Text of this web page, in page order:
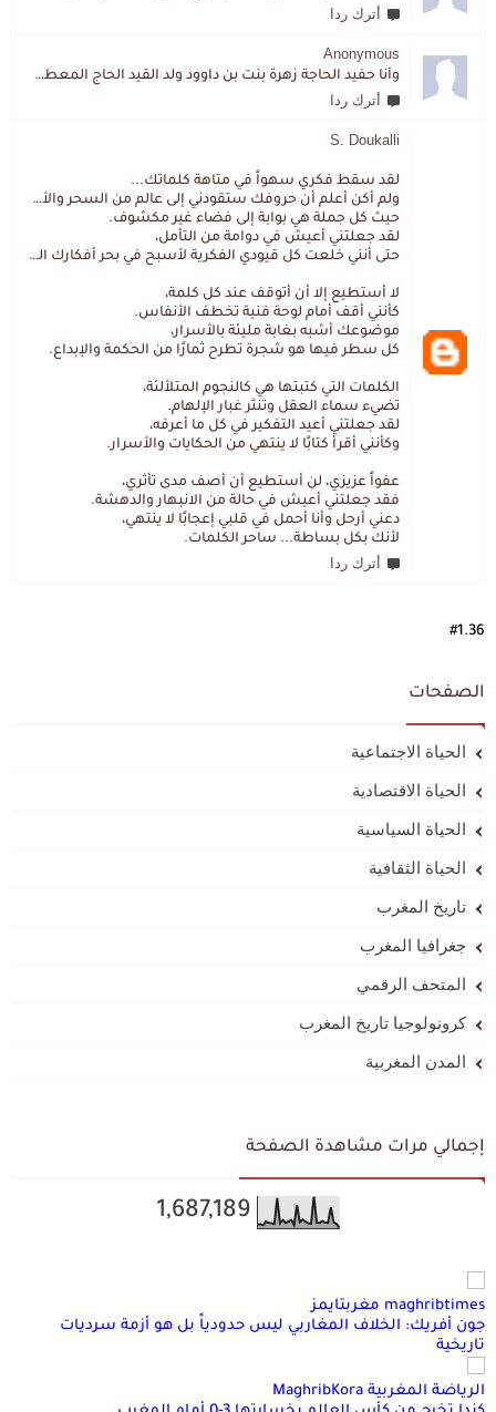
أترك ردا
Anonymous
وأنا حفيد الحاجة زهرة بنت بن داوود ولد القيد الحاج المعطي المزمزي . ولا نمتلك من إرثه شيئا .
أترك ردا
S. Doukalli
لقد سقط فكري سهواً في متاهة كلماتك...
ولم أكن أعلم أن حروفك ستقودني إلى عالم من السحر والألغاز،
حيث كل جملة هي بوابة إلى فضاء غير مكشوف.
لقد جعلتني أعيش في دوامة من التأمل،
حتى أنني خلعت كل قيودي الفكرية لأسبح في بحر أفكارك العميق.
لا أستطيع إلا أن أتوقف عند كل كلمة،
كأنني أقف أمام لوحة فنية تخطف الأنفاس.
موضوعك أشبه بغابة مليئة بالأسرار،
كل سطر فيها هو شجرة تطرح ثمارًا من الحكمة والإبداع.
الكلمات التي كتبتها هي كالنجوم المتلألئة،
تضيء سماء العقل وتنثر غبار الإلهام.
لقد جعلتني أعيد التفكير في كل ما أعرفه،
وكأنني أقرأ كتابًا لا ينتهي من الحكايات والأسرار.
عفواً عزيزي، لن أستطيع أن أصف مدى تأثري،
فقد جعلتني أعيش في حالة من الانبهار والدهشة.
دعني أرحل وأنا أحمل في قلبي إعجابًا لا ينتهي،
لأنك بكل بساطة... ساحر الكلمات.
أترك ردا
#1.36
الصفحات
الحياة الاجتماعية
الحياة الاقتصادية
الحياة السياسية
الحياة الثقافية
تاريخ المغرب
جغرافيا المغرب
المتحف الرقمي
كرونولوجيا تاريخ المغرب
المدن المغربية
إجمالي مرات مشاهدة الصفحة
1,687,189
maghribtimes مغربتايمز
جون أفريك: الخلاف المغاربي ليس حدودياً بل هو أزمة سرديات
تاريخية
الرياضة المغربية MaghribKora